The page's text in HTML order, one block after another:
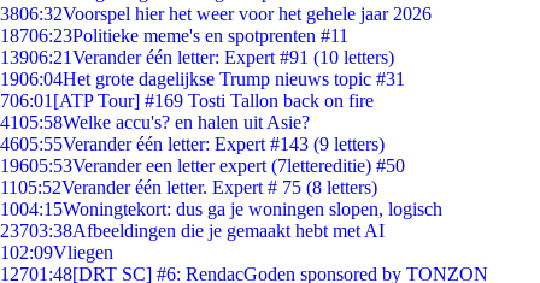
3806:32Voorspel hier het weer voor het gehele jaar 2026
18706:23Politieke meme's en spotprenten #11
13906:21Verander één letter: Expert #91 (10 letters)
1906:04Het grote dagelijkse Trump nieuws topic #31
706:01 [ATP Tour] #169 Tosti Tallon back on fire
4105:58Welke accu's? en halen uit Asie?
4605:55Verander één letter: Expert #143 (9 letters)
19605:53Verander een letter expert (7lettereditie) #50
1105:52Verander één letter. Expert # 75 (8 letters)
1004:15Woningtekort: dus ga je woningen slopen, logisch
23703:38Afbeeldingen die je gemaakt hebt met AI
102:09Vliegen
12701:48[DRT SC] #6: RendacGoden sponsored by TONZON